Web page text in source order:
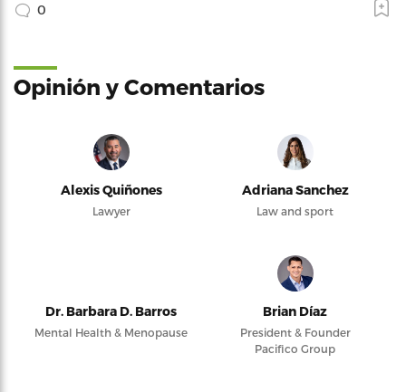
0
Opinión y Comentarios
Alexis Quiñones
Lawyer
Adriana Sanchez
Law and sport
Dr. Barbara D. Barros
Mental Health & Menopause
Brian Díaz
President & Founder
Pacifico Group